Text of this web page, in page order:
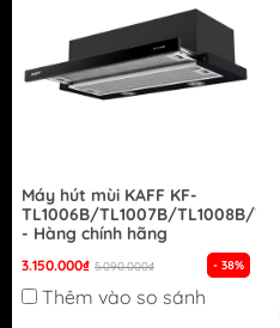
Máy hút mùi KAFF KF-
TL1006B/TL1007B/TL1008B/
- Hàng chính hãng
3.150.000₫ 5.090.000₫ - 38%
Thêm vào so sánh